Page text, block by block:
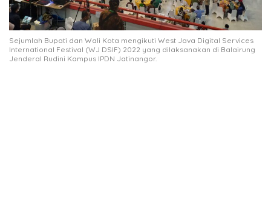
Sejumlah Bupati dan Wali Kota mengikuti West Java Digital Services
International Festival (WJ DSIF) 2022 yang dilaksanakan di Balairung
Jenderal Rudini Kampus IPDN Jatinangor.